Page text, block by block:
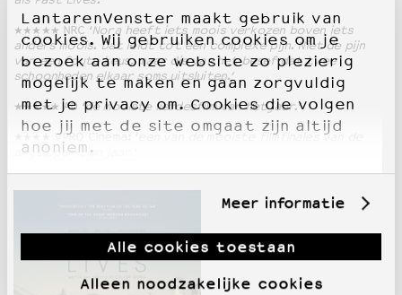
LantarenVenster maakt gebruik van
cookies. Wij gebruiken cookies om je
bezoek aan onze website zo plezierig
mogelijk te maken en gaan zorgvuldig
met je privacy om. Cookies die volgen
hoe jij met de site omgaat zijn altijd
anoniem.
Meer informatie
Alle cookies toestaan
Alleen noodzakelijke cookies
★★★★★ NRC ‘Nora heeft iets moois verkozen boven iets
anders moois. Dat leidt tot een complexe pijn. Niet de pijn
van een foute keus, maar die van het besef dat twee
schoonheden elkaar soms uitsluiten.’
★★★★★ AD ‘de mooiste liefdesfilm van het jaar.’
★★★★ VPRO Cinema: ‘
een van de mooiste filmfinales van de
afgelopen tien jaar.